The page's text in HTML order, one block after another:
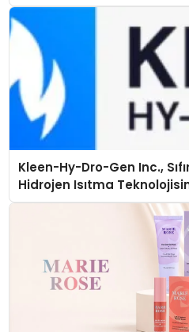
Kleen-Hy-Dro-Gen Inc.,
Hidrojen Isıtma
Düzenleyici Onaylarını Aldı